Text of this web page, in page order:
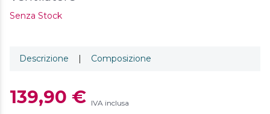
Senza Stock
Descrizione | Composizione
139,90 € IVA inclusa